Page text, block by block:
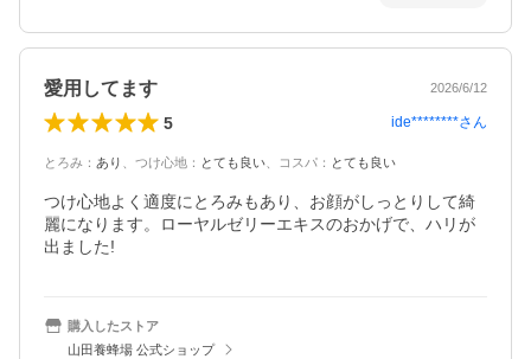
愛用してます 2026/6/12
5 ide********さん
とろみ ： あり つけ心地 ： とても良い コスパ ： とても良い
つけ心地よく適度にとろみもあり、お顔がしっとりして綺
麗になります。ローヤルゼリーエキスのおかげで、ハリが
出ました!
購入したストア
山田養蜂場 公式ショップ